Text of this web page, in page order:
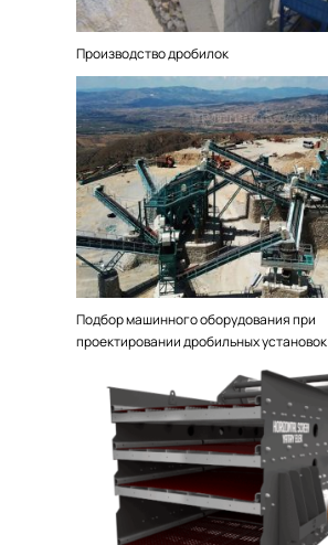
Производство дробилок
Подбор машинного оборудования при
проектировании дробильных установок